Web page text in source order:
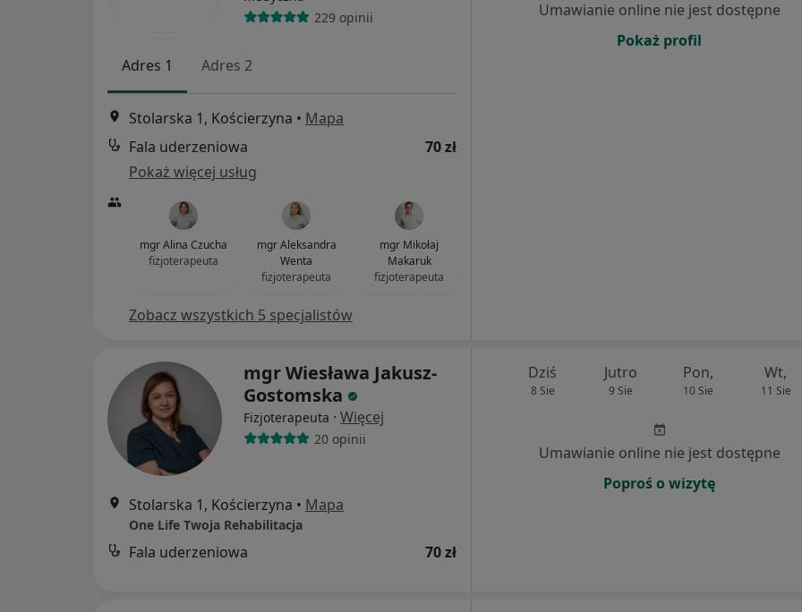
229 opinii
Adres 1 Adres 2
Stolarska 1, Kościerzyna • Mapa
Fala uderzeniowa
70 zł
Pokaż więcej usług
mgr Alina Czucha
fizjoterapeuta
mgr Aleksandra
Wenta
fizjoterapeuta
mgr Mikołaj
Makaruk
fizjoterapeuta
Zobacz wszystkich 5 specjalistów
Umawianie online nie jest dostępne
Pokaż profil
mgr Wiesława Jakusz-
Gostomska
Fizjoterapeuta · Więcej
20 opinii
Stolarska 1, Kościerzyna • Mapa
One Life Twoja Rehabilitacja
Fala uderzeniowa 70 zł
Dziś
8 Sie
Jutro
9 Sie
Pon,
10 Sie
Wt,
11 Sie
Umawianie online nie jest dostępne
Poproś o wizytę